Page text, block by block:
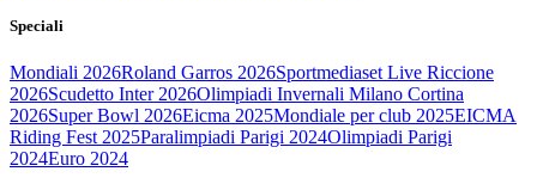
Speciali
Mondiali 2026Roland Garros 2026Sportmediaset Live Riccione
2026Scudetto Inter 2026Olimpiadi Invernali Milano Cortina
2026Super Bowl 2026Eicma 2025Mondiale per club 2025EICMA
Riding Fest 2025Paralimpiadi Parigi 2024Olimpiadi Parigi
2024Euro 2024